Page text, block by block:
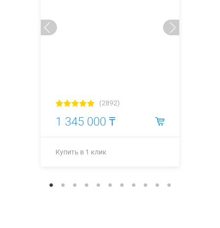
(2892)
1 345 000 ₸
Купить в 1 клик